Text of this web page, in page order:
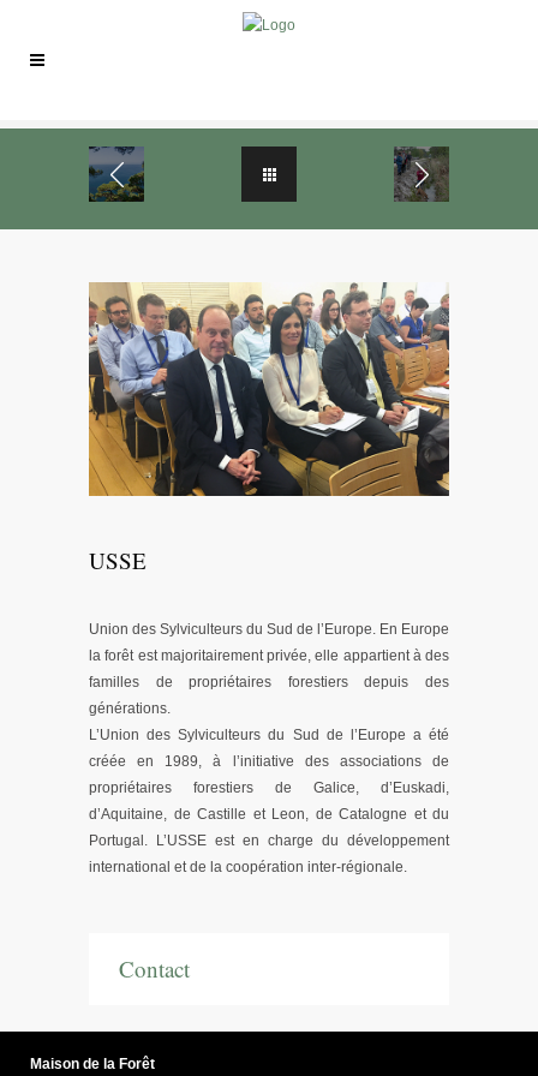
USSE
Union des Sylviculteurs du Sud de l’Europe. En Europe
la forêt est majoritairement privée, elle appartient à des
familles de propriétaires forestiers depuis des
générations.
L’Union des Sylviculteurs du Sud de l’Europe a été
créée en 1989, à l’initiative des associations de
propriétaires forestiers de Galice, d’Euskadi,
d’Aquitaine, de Castille et Leon, de Catalogne et du
Portugal. L’USSE est en charge du développement
international et de la coopération inter-régionale.
Contact
Maison de la Forêt